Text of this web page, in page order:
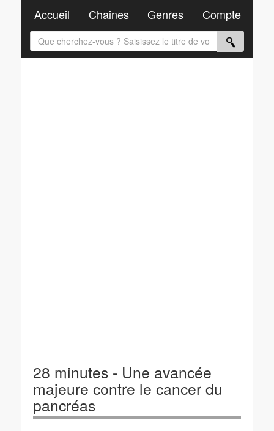
28 minutes - Une avancée
majeure contre le cancer du
pancréas
Accueil Chaines Genres Compte